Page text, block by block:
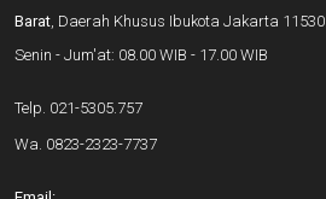
Barat , Daerah Khusus Ibukota Jakarta 11530
Senin - Jum'at: 08.00 WIB - 17.00 WIB
Telp. 021-5305.757
Wa. 0823-2323-7737